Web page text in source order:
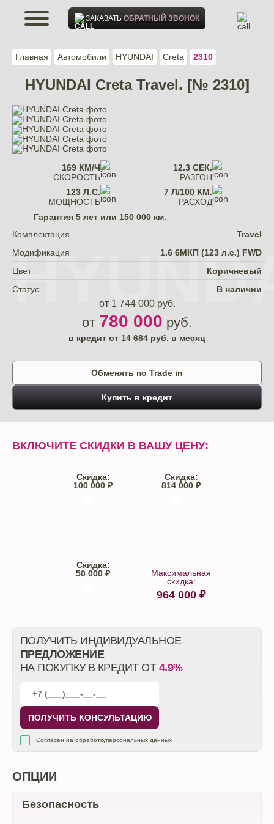
Главная Автомобили HYUNDAI Creta 2310
HYUNDAI Creta Travel. [№ 2310]
Гарантия 5 лет или 150 000 км.
Комплектация
Travel
Модификация
1.6 6МКП (123 л.с.) FWD
Цвет
Коричневый
Статус
В наличии
от 1 744 000 руб.
от 780 000 руб.
в кредит от 14 684 руб. в месяц
169 КМ/Ч
СКОРОСТЬ
12.3 СЕК.
РАЗГОН
123 Л.С.
МОЩНОСТЬ
7 Л/100 КМ.
РАСХОД
Обменять по Trade in
Купить в кредит
ВКЛЮЧИТЕ СКИДКИ В ВАШУ ЦЕНУ:
Скидка:
100 000 ₽
Скидка:
814 000 ₽
Скидка:
50 000 ₽
Максимальная
скидка:
964 000 ₽
ПОЛУЧИТЬ ИНДИВИДУАЛЬНОЕ
ПРЕДЛОЖЕНИЕ
НА ПОКУПКУ В КРЕДИТ ОТ 4.9%
ПОЛУЧИТЬ КОНСУЛЬТАЦИЮ
Согласен на обработкуперсональных данных
ОПЦИИ
Безопасность
ЗАКАЗАТЬОБРАТНЫЙ ЗВОНОК